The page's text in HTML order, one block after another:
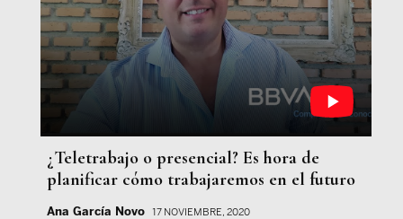
¿Teletrabajo o presencial? Es hora de
planificar cómo trabajaremos en el futuro
Ana García Novo 17 NOVIEMBRE, 2020